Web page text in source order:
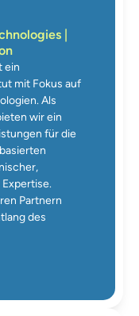
|
ein
mit Fokus auf
Als
wir ein
für die
Partnern
des